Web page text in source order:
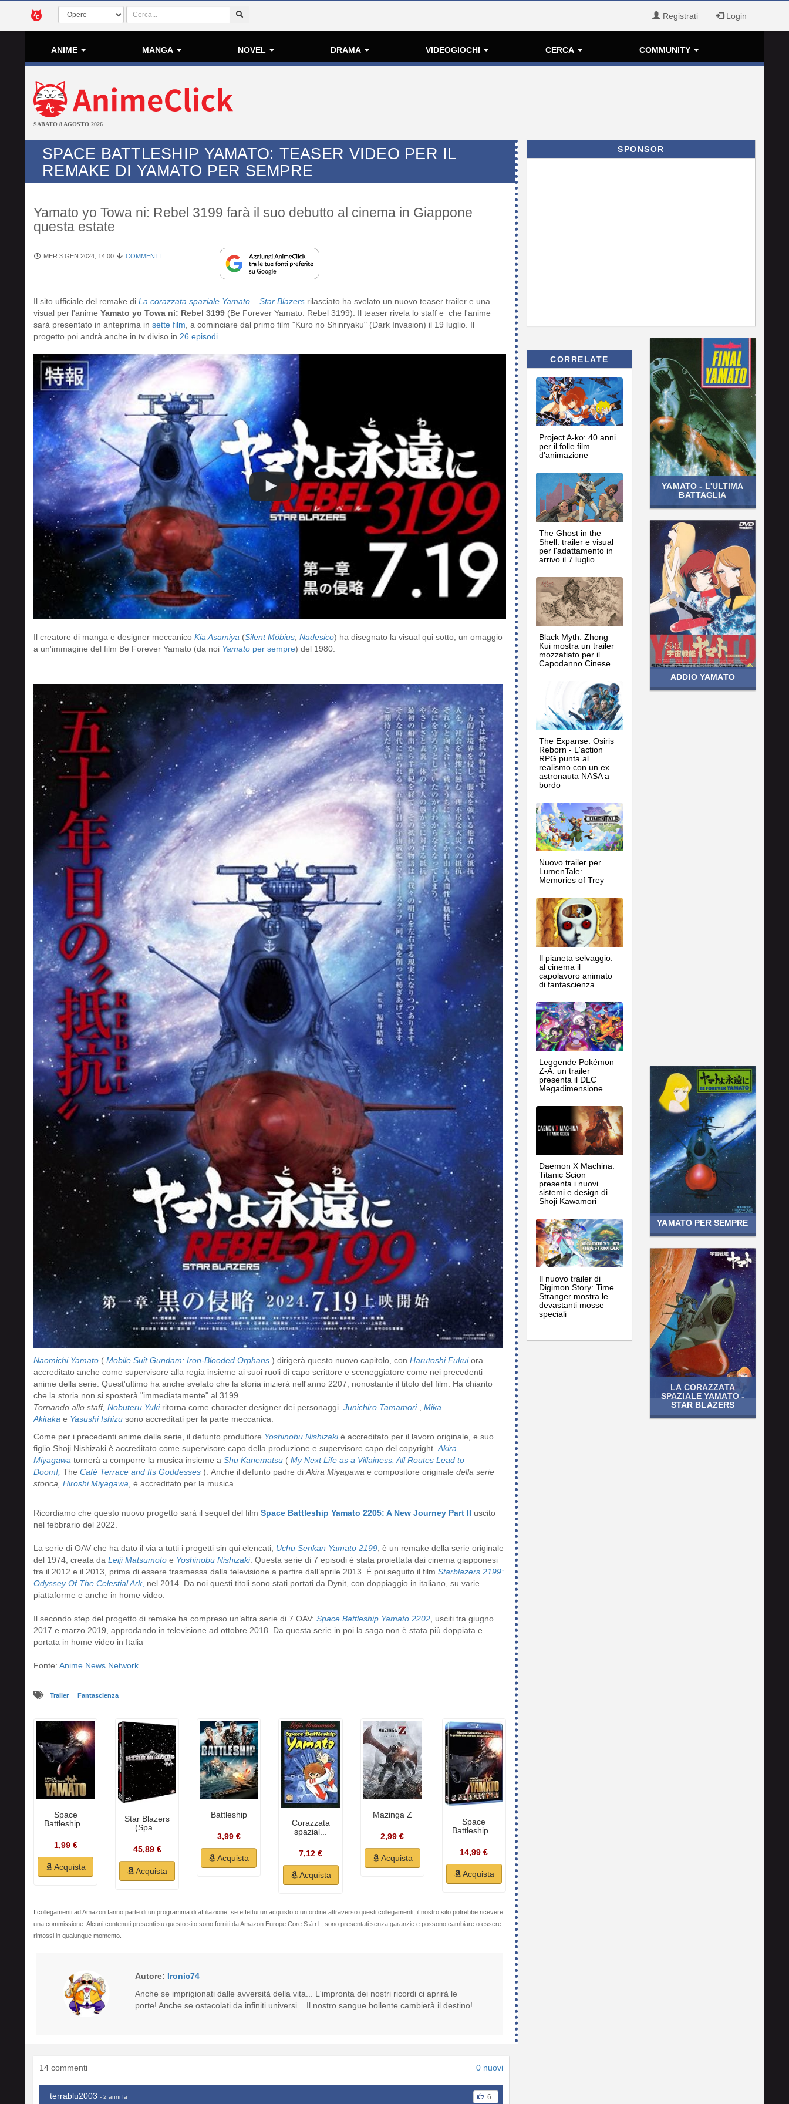
Registrati Login
ANIME MANGA NOVEL DRAMA VIDEOGIOCHI CERCA COMMUNITY
SABATO 8 AGOSTO 2026
SPACE BATTLESHIP YAMATO: TEASER VIDEO PER IL
REMAKE DI YAMATO PER SEMPRE
Yamato yo Towa ni: Rebel 3199 farà il suo debutto al cinema in Giappone
questa estate
MER 3 GEN 2024, 14:00 COMMENTI
Il sito ufficiale del remake di La corazzata spaziale Yamato – Star Blazers rilasciato ha svelato un nuovo teaser trailer e una
visual per l'anime Yamato yo Towa ni: Rebel 3199 (Be Forever Yamato: Rebel 3199). Il teaser rivela lo staff e che l'anime
sarà presentato in anteprima in sette film , a cominciare dal primo film "Kuro no Shinryaku" (Dark Invasion) il 19 luglio. Il
progetto poi andrà anche in tv diviso in 26 episodi
Il creatore di manga e designer meccanico Kia Asamiya (Silent Möbius, Nadesico) ha disegnato la visual qui sotto, un omaggio
a un'immagine del film Be Forever Yamato (da noi Yamato per sempre) del 1980.
Naomichi Yamato ( Mobile Suit Gundam: Iron-Blooded Orphans ) dirigerà questo nuovo capitolo, con Harutoshi Fukuiora
accreditato anche come supervisore alla regia insieme ai suoi ruoli di capo scrittore e sceneggiatore come nei precedenti
anime della serie. Quest'ultimo ha anche svelato che la storia inizierà nell'anno 2207, nonostante il titolo del film. Ha chiarito
che la storia non si sposterà "immediatamente" al 3199.
Tornando allo staff, Nobuteru Yukiritorna come character designer dei personaggi. Junichiro Tamamori, Mika
Akitaka e Yasushi Ishizu sono accreditati per la parte meccanica.
Come per i precedenti anime della serie, il defunto produttore Yoshinobu Nishizakiè accreditato per il lavoro originale, e suo
figlio Shoji Nishizaki è accreditato come supervisore capo della produzione e supervisore capo del copyright.Akira
Miyagawa tornerà a comporre la musica insieme a Shu Kanematsu ( My Next Life as a Villainess: All Routes Lead to
Doom!, The Café Terrace and Its Goddesses ). Anche il defunto padre diAkira Miyagawa e compositore originale della serie
storica, Hiroshi Miyagawa, è accreditato per la musica.
Ricordiamo che questo nuovo progetto sarà il sequel del film Space Battleship Yamato 2205: A New Journey Part II uscito
nel febbrario del 2022.
La serie di OAV che ha dato il via a tutti i progetti sin qui elencati, Uchū Senkan Yamato 2199, è un remake della serie originale
del 1974, creata da Leiji Matsumoto e Yoshinobu Nishizaki. Questa serie di 7 episodi è stata proiettata dai cinema giapponesi
tra il 2012 e il 2013, prima di essere trasmessa dalla televisione a partire dall’aprile 2013. È poi seguito il film Starblazers 2199:
Odyssey Of The Celestial Ark, nel 2014. Da noi questi titoli sono stati portati da Dynit, con doppiaggio in italiano, su varie
piattaforme e anche in home video.
Il secondo step del progetto di remake ha compreso un’altra serie di 7 OAV: Space Battleship Yamato 2202, usciti tra giugno
2017 e marzo 2019, approdando in televisione ad ottobre 2018. Da questa serie in poi la saga non è stata più doppiata e
portata in home video in Italia
Fonte: Anime News Network
Trailer Fantascienza
Space
Battleship...
1,99 €
Acquista
Star Blazers
(Spa...
45,89 €
Acquista
Battleship
3,99 €
Acquista
Corazzata
spazial...
7,12 €
Acquista
Mazinga Z
2,99 €
Acquista
Space
Battleship...
14,99 €
Acquista
I collegamenti ad Amazon fanno parte di un programma di affiliazione: se effettui un acquisto o un ordine attraverso questi collegamenti, il nostro sito potrebbe ricevere
una commissione. Alcuni contenuti presenti su questo sito sono forniti da Amazon Europe Core S.à r.l.; sono presentati senza garanzie e possono cambiare o essere
rimossi in qualunque momento.
Autore: Ironic74
Anche se imprigionati dalle avversità della vita... L'impronta dei nostri ricordi ci aprirà le
porte! Anche se ostacolati da infiniti universi... Il nostro sangue bollente cambierà il destino!
14 commenti 0 nuovi
terrablu2003 - 2 anni fa 6
SPONSOR
CORRELATE
Project A-ko: 40 anni
per il folle film
d'animazione
The Ghost in the
Shell: trailer e visual
per l'adattamento in
arrivo il 7 luglio
Black Myth: Zhong
Kui mostra un trailer
mozzafiato per il
Capodanno Cinese
The Expanse: Osiris
Reborn - L'action
RPG punta al
realismo con un ex
astronauta NASA a
bordo
Nuovo trailer per
LumenTale:
Memories of Trey
Il pianeta selvaggio:
al cinema il
capolavoro animato
di fantascienza
Leggende Pokémon
Z-A: un trailer
presenta il DLC
Megadimensione
Daemon X Machina:
Titanic Scion
presenta i nuovi
sistemi e design di
Shoji Kawamori
Il nuovo trailer di
Digimon Story: Time
Stranger mostra le
devastanti mosse
speciali
YAMATO - L'ULTIMA
BATTAGLIA
ADDIO YAMATO
YAMATO PER SEMPRE
LA CORAZZATA
SPAZIALE YAMATO -
STAR BLAZERS